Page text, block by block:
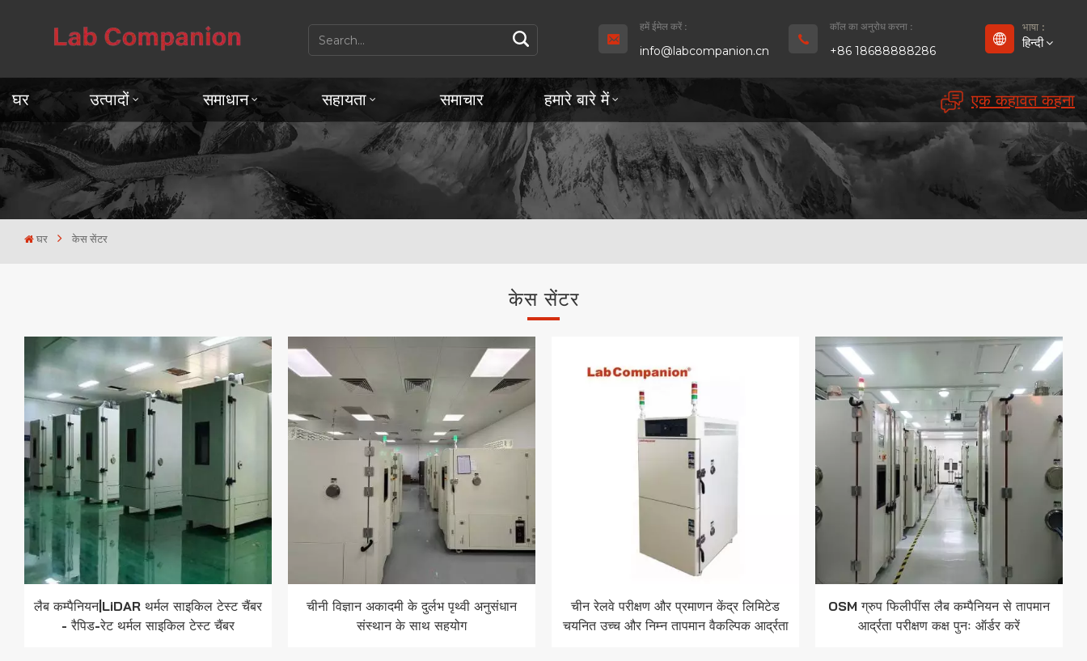
हमें ईमेल करें :
info@labcompanion.cn
कॉल का अनुरोध करना :
+86 18688888286
भाषा :
हिन्दी
English
Português
Indonesia
हिन्दी
ภาษาไทย
日本語
Tiếng Việt
中文
घर उत्पादों समाधान सहायता समाचार हमारे बारे में एक कहावत कहना
घर केस सेंटर
केस सेंटर
लैब कम्पैनियन|LiDAR थर्मल साइकिल टेस्ट चैंबर
- रैपिड-रेट थर्मल साइकिल टेस्ट चैंबर
चीनी विज्ञान अकादमी के दुर्लभ पृथ्वी अनुसंधान
संस्थान के साथ सहयोग
चीन रेलवे परीक्षण और प्रमाणन केंद्र लिमिटेड
चयनित उच्च और निम्न तापमान वैकल्पिक आर्द्रता
OSM ग्रुप फिलीपींस लैब कम्पैनियन से तापमान
आर्द्रता परीक्षण कक्ष पुनः ऑर्डर करें